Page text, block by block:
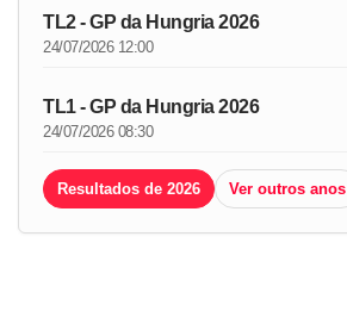
TL2 - GP da Hungria 2026
24/07/2026 12:00
TL1 - GP da Hungria 2026
24/07/2026 08:30
Resultados de 2026 Ver outros anos